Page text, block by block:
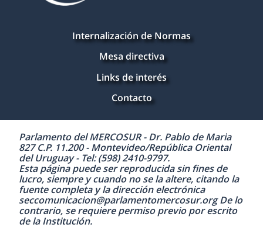
Internalización de Normas
Mesa directiva
Links de interés
Contacto
Parlamento del MERCOSUR - Dr. Pablo de Maria
827 C.P. 11.200 - Montevideo/República Oriental
del Uruguay - Tel: (598) 2410-9797.
Esta página puede ser reproducida sin fines de
lucro, siempre y cuando no se la altere, citando la
fuente completa y la dirección electrónica
seccomunicacion@parlamentomercosur.org De lo
contrario, se requiere permiso previo por escrito
de la Institución.